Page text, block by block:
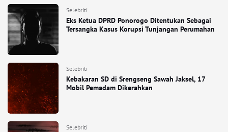
Selebriti
Eks Ketua DPRD Ponorogo Ditentukan Sebagai
Tersangka Kasus Korupsi Tunjangan Perumahan
Selebriti
Kebakaran SD di Srengseng Sawah Jaksel, 17
Mobil Pemadam Dikerahkan
Selebriti